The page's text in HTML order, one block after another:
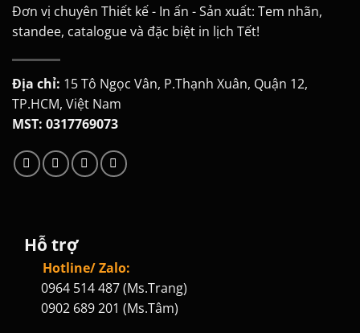
Đơn vị chuyên Thiết kế - In ấn - Sản xuất: Tem nhãn,
standee, catalogue và đặc biệt in lịch Tết!
Địa chỉ: 15 Tô Ngọc Vân, P.Thạnh Xuân, Quận 12,
TP.HCM, Việt Nam
MST: 0317769073
Hỗ trợ
Hotline/ Zalo:
0964 514 487 (Ms.Trang)
0902 689 201 (Ms.Tâm)